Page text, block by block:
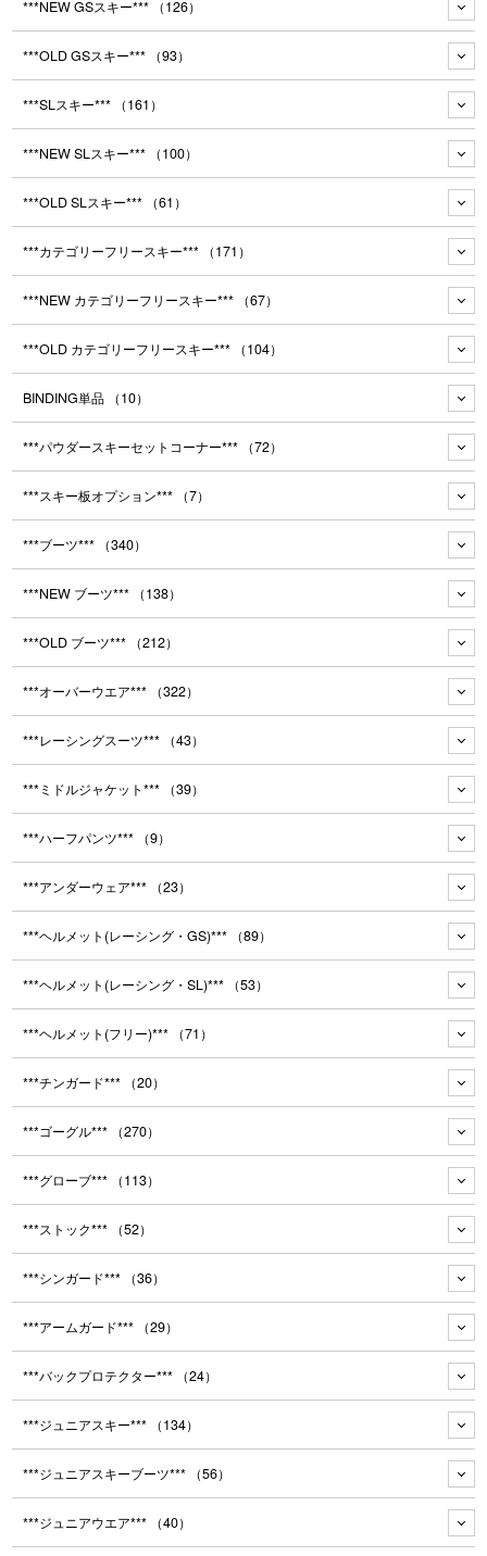
***NEW GSスキー*** （126）
***OLD GSスキー*** （93）
***SLスキー*** （161）
***NEW SLスキー*** （100）
***OLD SLスキー*** （61）
***カテゴリーフリースキー*** （171）
***NEW カテゴリーフリースキー*** （67）
***OLD カテゴリーフリースキー*** （104）
BINDING単品 （10）
***パウダースキーセットコーナー*** （72）
***スキー板オプション*** （7）
***ブーツ*** （340）
***NEW ブーツ*** （138）
***OLD ブーツ*** （212）
***オーバーウエア*** （322）
***レーシングスーツ*** （43）
***ミドルジャケット*** （39）
***ハーフパンツ*** （9）
***アンダーウェア*** （23）
***ヘルメット(レーシング・GS)*** （89）
***ヘルメット(レーシング・SL)*** （53）
***ヘルメット(フリー)*** （71）
***チンガード*** （20）
***ゴーグル*** （270）
***グローブ*** （113）
***ストック*** （52）
***シンガード*** （36）
***アームガード*** （29）
***バックプロテクター*** （24）
***ジュニアスキー*** （134）
***ジュニアスキーブーツ*** （56）
***ジュニアウエア*** （40）